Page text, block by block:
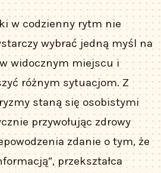
w codzienny rytm nie
wybrać jedną myśl na
widocznym miejscu i
różnym sytuacjom. Z
staną się osobistymi
przywołując zdrowy
zdanie o tym, że
przekształca